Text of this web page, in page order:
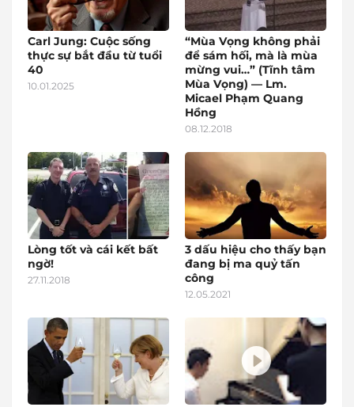
Carl Jung: Cuộc sống
thực sự bắt đầu từ tuổi
40
10.01.2025
“Mùa Vọng không phải
để sám hối, mà là mùa
mừng vui…” (Tĩnh tâm
Mùa Vọng) — Lm.
Micael Phạm Quang
Hồng
08.12.2018
Lòng tốt và cái kết bất
ngờ!
27.11.2018
3 dấu hiệu cho thấy bạn
đang bị ma quỷ tấn
công
12.05.2021